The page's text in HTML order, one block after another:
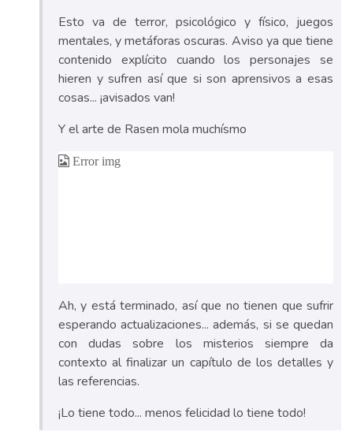
Esto va de terror, psicológico y físico, juegos
mentales, y metáforas oscuras. Aviso ya que tiene
contenido explícito cuando los personajes se
hieren y sufren así que si son aprensivos a esas
cosas... ¡avisados van!
Y el arte de Rasen mola muchísmo
Ah, y está terminado, así que no tienen que sufrir
esperando actualizaciones... además, si se quedan
con dudas sobre los misterios siempre da
contexto al finalizar un capítulo de los detalles y
las referencias.
¡Lo tiene todo... menos felicidad lo tiene todo!